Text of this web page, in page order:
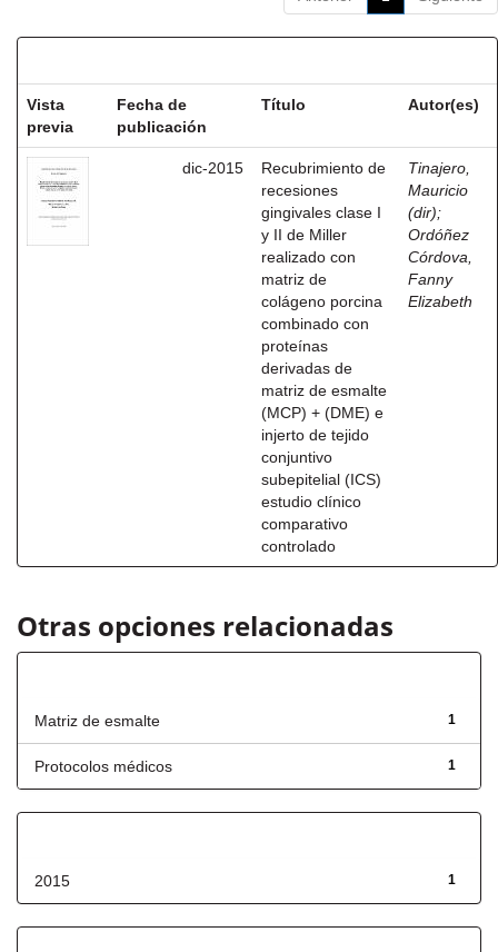
Vista
previa
Fecha de
publicación
Título Autor(es)
dic-2015
Recubrimiento de
recesiones
gingivales clase I
y II de Miller
realizado con
matriz de
colágeno porcina
combinado con
proteínas
derivadas de
matriz de esmalte
(MCP) + (DME) e
injerto de tejido
conjuntivo
subepitelial (ICS)
estudio clínico
comparativo
controlado
Tinajero,
Mauricio
(dir);
Ordóñez
Córdova,
Fanny
Elizabeth
Otras opciones relacionadas
1
Matriz de esmalte
1
Protocolos médicos
1
2015